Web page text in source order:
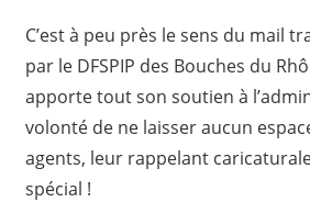
C’est à peu près le sens du mail
par le DFSPIP des Bouches du
apporte tout son soutien à
volonté de ne laisser aucun
agents, leur rappelant
spécial !